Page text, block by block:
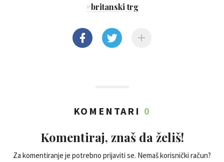
#britanski trg
KOMENTARI 0
Komentiraj, znaš da želiš!
Za komentiranje je potrebno prijaviti se. Nemaš korisnički račun?